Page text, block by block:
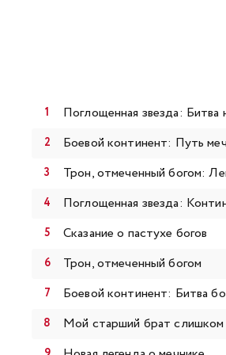
Поглощенная звезда: Битва
Боевой континент: Путь
Трон, отмеченный богом:
Поглощенная звезда:
Сказание о пастухе богов
Трон, отмеченный богом
Боевой континент: Битва
Мой старший брат слишком